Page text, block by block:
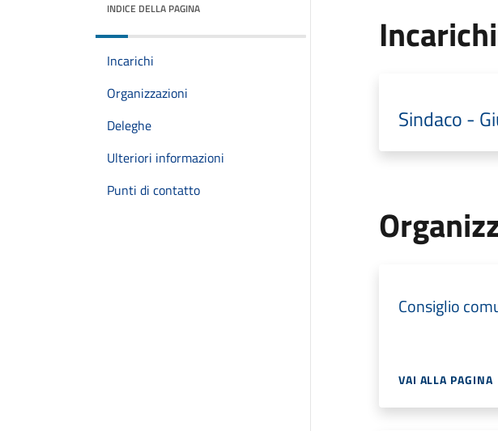
INDICE DELLA PAGINA
Incarichi
Organizzazioni
Deleghe
Ulteriori informazioni
Punti di contatto
Incarichi
Sindaco -
Consiglio
VAI ALLA PAGINA